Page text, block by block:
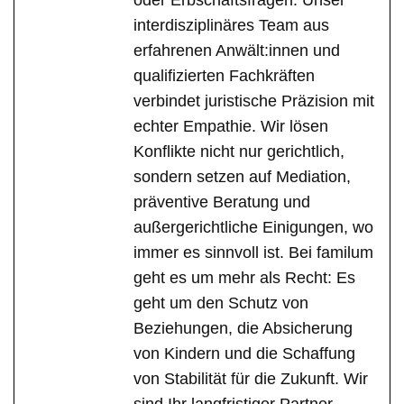
interdisziplinäres Team aus
erfahrenen Anwält:innen und
qualifizierten Fachkräften
verbindet juristische Präzision mit
echter Empathie. Wir lösen
Konflikte nicht nur gerichtlich,
sondern setzen auf Mediation,
präventive Beratung und
außergerichtliche Einigungen, wo
immer es sinnvoll ist. Bei familum
geht es um mehr als Recht: Es
geht um den Schutz von
Beziehungen, die Absicherung
von Kindern und die Schaffung
von Stabilität für die Zukunft. Wir